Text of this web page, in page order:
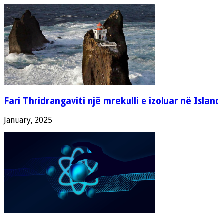
Fari Thridrangaviti një mrekulli e izoluar në
January, 2025